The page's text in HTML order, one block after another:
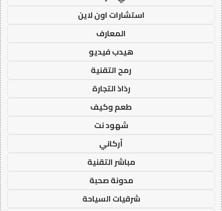
استشارات اون لاين
المعارف
هيدب فيديو
رمح التقنية
رذاذ التجارة
طعم وكيف
شهود نت
أركاني
مباشر التقنية
مدونة صحبة
شرقيات السياحة